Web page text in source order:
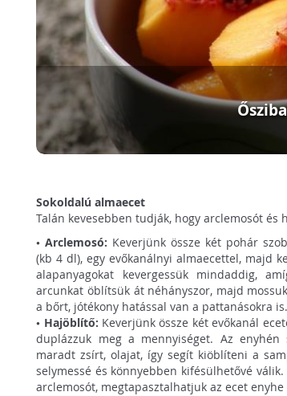
Sokoldalú almaecet
Talán kevesebben tudják, hogy arclemosót
• Arclemosó: Keverjünk össze két pohár
(kb 4 dl), egy evőkanálnyi almaecettel, majd
alapanyagokat kevergessük mindaddig,
arcunkat öblítsük át néhányszor, majd
a bőrt, jótékony hatással van a pattanásokra is.
• Hajöblítő: Keverjünk össze két evőkanál
duplázzuk meg a mennyiséget. Az
maradt zsírt, olajat, így segít kiöblíteni a
selymessé és könnyebben kifésülhetővé
arclemosót, megtapasztalhatjuk az ecet